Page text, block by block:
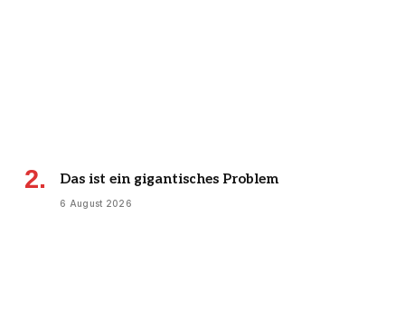
Das ist ein gigantisches Problem
6 August 2026